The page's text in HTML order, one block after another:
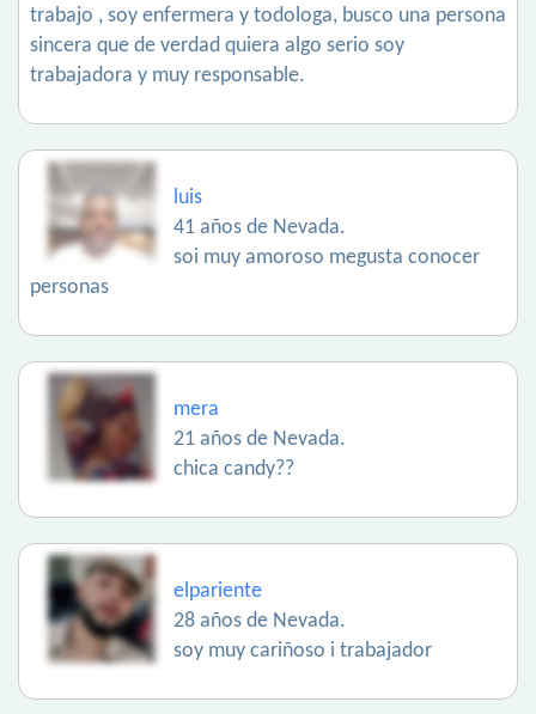
trabajo , soy enfermera y todologa, busco una persona
sincera que de verdad quiera algo serio soy
trabajadora y muy responsable.
luis
41 años de Nevada.
soi muy amoroso megusta conocer
personas
mera
21 años de Nevada.
chica candy??
elpariente
28 años de Nevada.
soy muy cariñoso i trabajador